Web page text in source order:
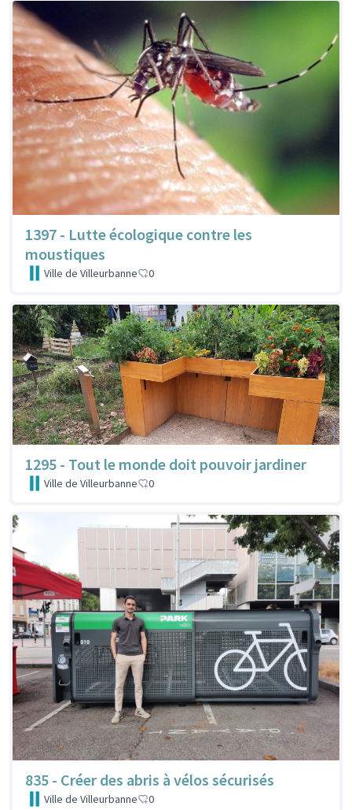
1397 - Lutte écologique contre les
moustiques
Ville de Villeurbanne 0
1295 - Tout le monde doit pouvoir jardiner
Ville de Villeurbanne 0
835 - Créer des abris à vélos sécurisés
Ville de Villeurbanne 0